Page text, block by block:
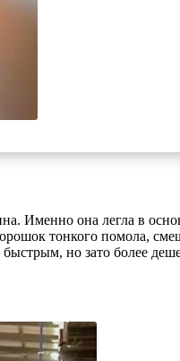
Именно она легла в
тонкого помола,
но зато более